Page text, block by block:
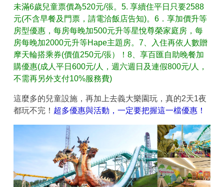
未滿6歲兒童票價為520元/張。5. 享續住平日只要2588
元(不含早餐及門票，請電洽飯店告知)。6．享加價升等
房型優惠，每房每晚加500元升等星悅尊榮家庭房，每
房每晚加2000元升等Hape主題房。7、入住再依人數贈
摩天輪搭乘券(價值250元/張）！8、享百匯自助晚餐加
購優惠(成人平日600元/人，週六週日及連假800元/人，
不需再另外支付10%服務費)
這麼多的兒童設施，再加上去義大樂園玩，真的2天1夜
都玩不完！ 超多優惠與活動，一定要把握這一檔優惠！